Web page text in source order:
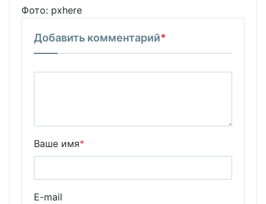
Фото: pxhere
Добавить комментарий*
Ваше имя*
E-mail